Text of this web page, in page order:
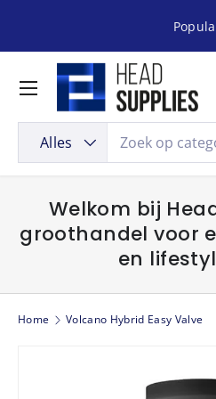
Productsoort
Alles
Menu
Welkom bij
groothandel voor
en
Home Volcano Hybrid Easy Valve